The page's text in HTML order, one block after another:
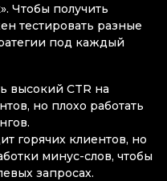
Чтобы получить
тестировать разные
под каждый
высокий CTR на
но плохо работать
горячих клиентов, но
минус-слов, чтобы
запросах.